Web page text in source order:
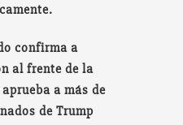
confirma a
al frente de la
a más de
de Trump